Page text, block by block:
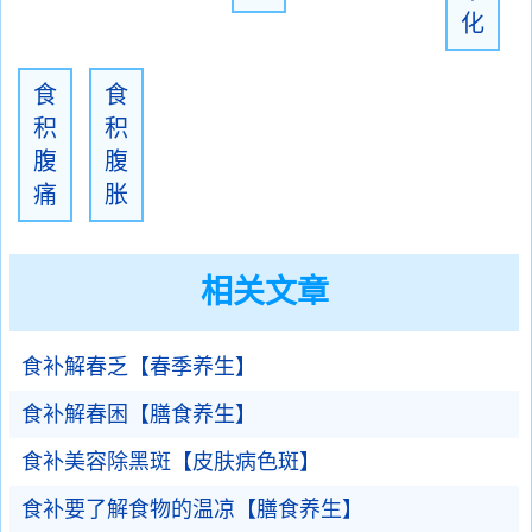
化
食
积
腹
痛
食
积
腹
胀
相关文章
食补解春乏【春季养生】
食补解春困【膳食养生】
食补美容除黑斑【皮肤病色斑】
食补要了解食物的温凉【膳食养生】